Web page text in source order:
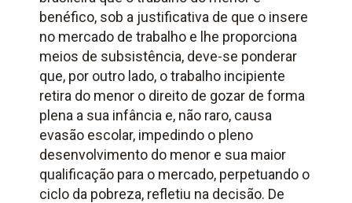
benéfico, sob a justificativa de que o insere
no mercado de trabalho e lhe proporciona
meios de subsistência, deve-se ponderar
que, por outro lado, o trabalho incipiente
retira do menor o direito de gozar de forma
plena a sua infância e, não raro, causa
evasão escolar, impedindo o pleno
desenvolvimento do menor e sua maior
qualificação para o mercado, perpetuando o
ciclo da pobreza, refletiu na decisão. De